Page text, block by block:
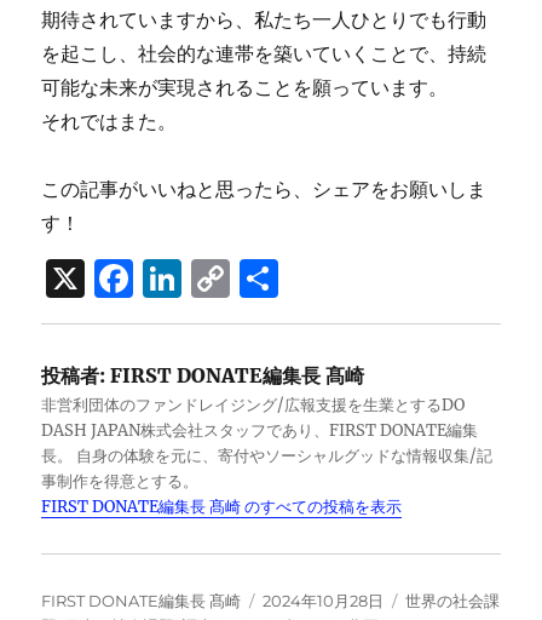
期待されていますから、私たち一人ひとりでも行動
を起こし、社会的な連帯を築いていくことで、持続
可能な未来が実現されることを願っています。
それではまた。
この記事がいいねと思ったら、シェアをお願いしま
す！
X
F
a
c
e
b
o
o
k
Li
n
k
e
d
I
n
C
o
p
y
Li
n
k
有
投稿者: FIRST DONATE編集長 髙崎
非営利団体のファンドレイジング/広報支援を生業とするDO
DASH JAPAN株式会社スタッフであり、FIRST DONATE編集
長。 自身の体験を元に、寄付やソーシャルグッドな情報収集/記
事制作を得意とする。
FIRST DONATE編集長 髙崎 のすべての投稿を表示
投
FIRST DONATE編集長 髙崎
投
2024年10月28日
カ
世界の社会課